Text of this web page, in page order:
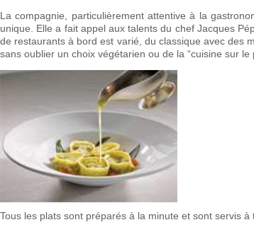
La compagnie, particulièrement attentive à la
unique. Elle a fait appel aux talents du chef Jacques
de restaurants à bord est varié, du classique avec des
sans oublier un choix végétarien ou de la “cuisine sur le
Tous les plats sont préparés à la minute et sont servis à